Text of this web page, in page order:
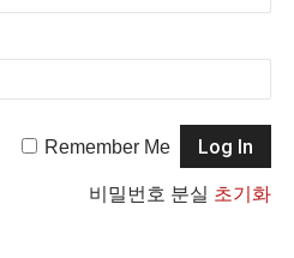
Remember Me
비밀번호 분실 초기화